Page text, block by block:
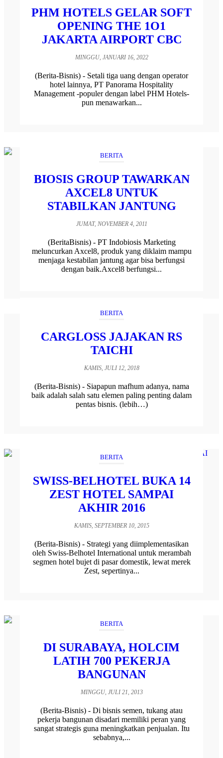
PHM HOTELS GELAR SOFT
OPENING THE 1O1
JAKARTA AIRPORT CBC
MINGGU, JANUARI 16, 2022
(Berita-Bisnis) - Setali tiga uang dengan operator
hotel lainnya, PT Panorama Hospitality
Management -populer dengan label PHM Hotels-
pun menawarkan...
BERITA
BIOSIS GROUP TAWARKAN
AXCEL8 UNTUK
STABILKAN JANTUNG
JUMAT, NOVEMBER 4, 2011
(BeritaBisnis) - PT Indobiosis Marketing
meluncurkan Axcel8, produk yang diklaim mampu
menjaga kestabilan jantung agar bisa berfungsi
dengan baik.Axcel8 berfungsi...
BERITA
CARGLOSS JAJAKAN RS
TAICHI
KAMIS, JULI 12, 2018
(Berita-Bisnis) - Siapapun mafhum adanya, nama
baik adalah salah satu elemen paling penting dalam
pentas bisnis. (lebih…)
BERITA
SWISS-BELHOTEL BUKA 14
ZEST HOTEL SAMPAI
AKHIR 2016
KAMIS, SEPTEMBER 10, 2015
(Berita-Bisnis) - Strategi yang diimplementasikan
oleh Swiss-Belhotel International untuk merambah
segmen hotel bujet di pasar domestik, lewat merek
Zest, sepertinya...
BERITA
DI SURABAYA, HOLCIM
LATIH 700 PEKERJA
BANGUNAN
MINGGU, JULI 21, 2013
(Berita-Bisnis) - Di bisnis semen, tukang atau
pekerja bangunan disadari memiliki peran yang
sangat strategis guna meningkatkan penjualan. Itu
sebabnya,...